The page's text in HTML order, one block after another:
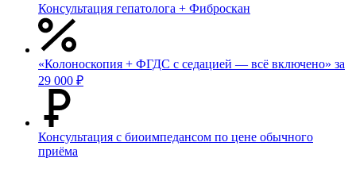
Консультация гепатолога + Фиброскан
«Колоноскопия + ФГДС с седацией — всё включено» за
29 000 ₽
Консультация с биоимпедансом по цене обычного
приёма